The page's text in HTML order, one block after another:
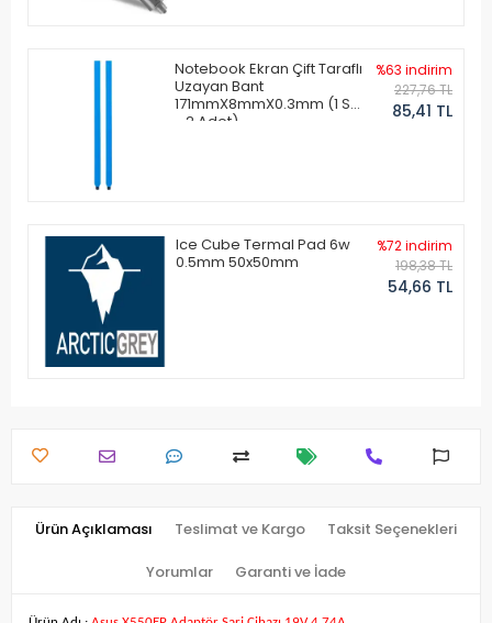
Notebook Ekran Çift Taraflı
Uzayan Bant
171mmX8mmX0.3mm (1 Set
- 2 Adet)
%63 indirim
227,76 TL
85,41 TL
Ice Cube Termal Pad 6w
0.5mm 50x50mm
%72 indirim
198,38 TL
54,66 TL
Ürün Açıklaması Teslimat ve Kargo Taksit Seçenekleri
Yorumlar Garanti ve İade